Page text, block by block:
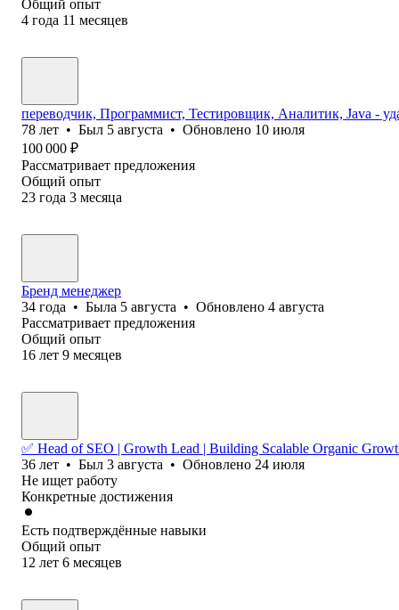
Общий опыт
4 года 11 месяцев
переводчик, Программист, Тестировщик, Аналитик, Java -
78 лет • Был 5 августа • Обновлено 10 июля
100 000 ₽
Рассматривает предложения
Общий опыт
23 года 3 месяца
Бренд менеджер
34 года • Была 5 августа • Обновлено 4 августа
Рассматривает предложения
Общий опыт
16 лет 9 месяцев
✅ Head of SEO | Growth Lead | Building Scalable Organic
36 лет • Был 3 августа • Обновлено 24 июля
Не ищет работу
Конкретные достижения
Есть подтверждённые навыки
Общий опыт
12 лет 6 месяцев